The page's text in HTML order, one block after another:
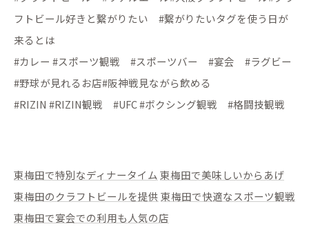
フトビール好きと繋がりたい #繋がりたいタグを使う日が
来るとは
#カレー #スポーツ観戦 #スポーツバー #宴会 #ラグビー
#野球が見れるお店#阪神戦見ながら飲める
#RIZIN #RIZIN観戦 #UFC #ボクシング観戦 #格闘技観戦
東梅田で特別なディナータイム 東梅田で美味しいからあげ
東梅田のクラフトビールを提供東梅田で快適なスポーツ観戦
東梅田で宴会での利用も人気の店